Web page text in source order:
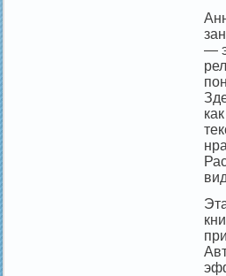
—